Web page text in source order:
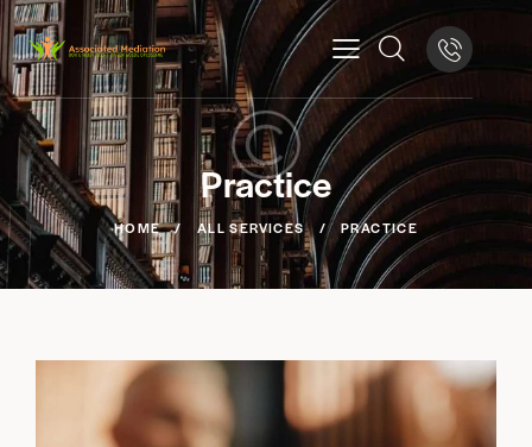
Practice
HOME ALL SERVICES PRACTICE